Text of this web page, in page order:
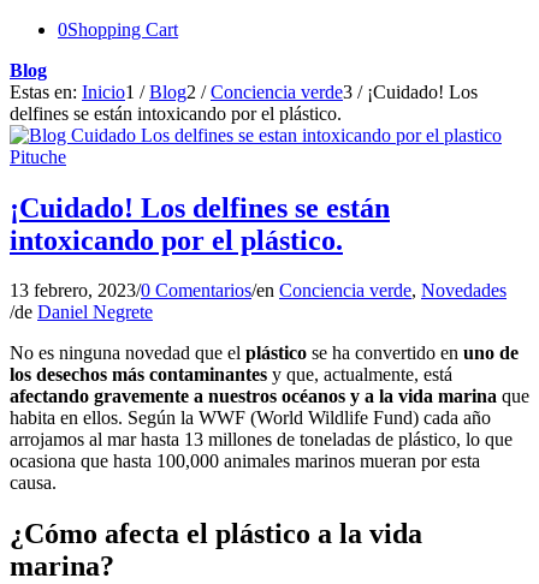
0Shopping Cart
Blog
Estas en: Inicio1 / Blog2 / Conciencia verde3 / ¡Cuidado! Los
delfines se están intoxicando por el plástico.
¡Cuidado! Los delfines se están
intoxicando por el plástico.
13 febrero, 2023/0 Comentarios/en Conciencia verde, Novedades
/de Daniel Negrete
No es ninguna novedad que el plástico se ha convertido en uno de
los desechos más contaminantes y que, actualmente, está
afectando gravemente a nuestros océanos y a la vida marina que
habita en ellos. Según la WWF (World Wildlife Fund) cada año
arrojamos al mar hasta 13 millones de toneladas de plástico, lo que
ocasiona que hasta 100,000 animales marinos mueran por esta
causa.
¿Cómo afecta el plástico a la vida
marina?